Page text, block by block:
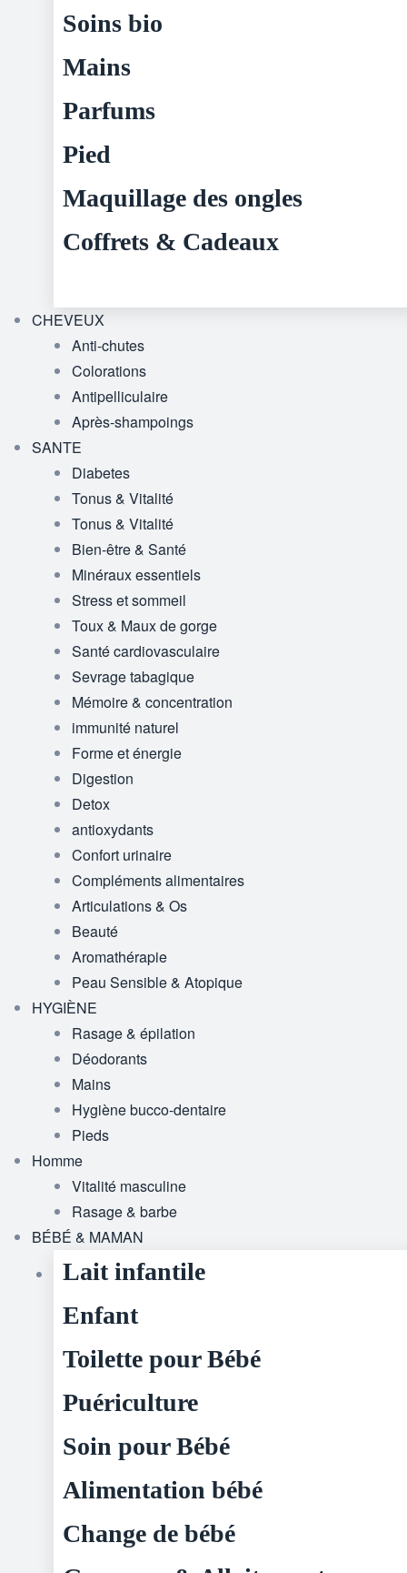
Soins bio
Mains
Parfums
Pied
Maquillage des ongles
Coffrets & Cadeaux
CHEVEUX
Anti-chutes
Colorations
Antipelliculaire
Après-shampoings
SANTE
Diabetes
Tonus & Vitalité
Tonus & Vitalité
Bien-être & Santé
Minéraux essentiels
Stress et sommeil
Toux & Maux de gorge
Santé cardiovasculaire
Sevrage tabagique
Mémoire & concentration
immunité naturel
Forme et énergie
Digestion
Detox
antioxydants
Confort urinaire
Compléments alimentaires
Articulations & Os
Beauté
Aromathérapie
Peau Sensible & Atopique
HYGIÈNE
Rasage & épilation
Déodorants
Mains
Hygiène bucco-dentaire
Pieds
Homme
Vitalité masculine
Rasage & barbe
BÉBÉ & MAMAN
Lait infantile
Enfant
Toilette pour Bébé
Puériculture
Soin pour Bébé
Alimentation bébé
Change de bébé